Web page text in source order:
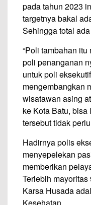
pada tahun 2023
targetnya bakal
Sehingga total
“Poli tambahan
poli penanganan
untuk poli
mengembangkan
wisatawan asing
ke Kota Batu,
tersebut tidak
Hadirnya polis
menyepelekan
memberikan
Terlebih
Karsa Husada